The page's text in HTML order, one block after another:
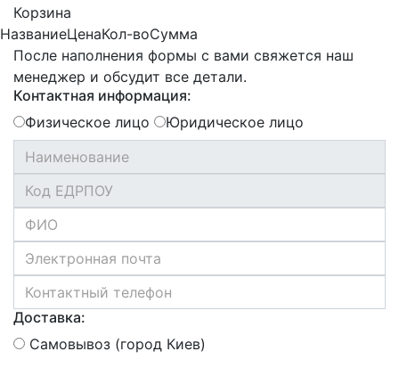
Корзина
НазваниеЦенаКол-воСумма
После наполнения формы с вами свяжется наш
менеджер и обсудит все детали.
Контактная информация:
Физическое лицо
Юридическое лицо
Доставка:
Самовывоз (город Киев)